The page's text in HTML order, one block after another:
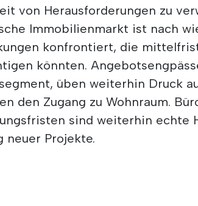
von Herausforderungen zu
Immobilienmarkt ist nach
konfrontiert, die
könnten.
üben weiterhin Druck
den Zugang zu Wohnraum.
sind weiterhin echte
neuer Projekte.